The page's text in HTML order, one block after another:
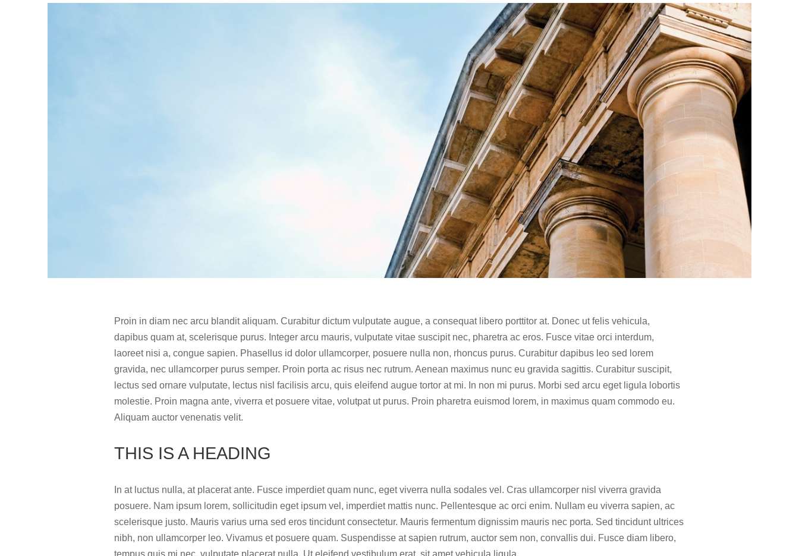
Proin in diam nec arcu blandit aliquam. Curabitur dictum vulputate augue, a consequat libero porttitor at. Donec ut felis vehicula,
dapibus quam at, scelerisque purus. Integer arcu mauris, vulputate vitae suscipit nec, pharetra ac eros. Fusce vitae orci interdum,
laoreet nisi a, congue sapien. Phasellus id dolor ullamcorper, posuere nulla non, rhoncus purus. Curabitur dapibus leo sed lorem
gravida, nec ullamcorper purus semper. Proin porta ac risus nec rutrum. Aenean maximus nunc eu gravida sagittis. Curabitur suscipit,
lectus sed ornare vulputate, lectus nisl facilisis arcu, quis eleifend augue tortor at mi. In non mi purus. Morbi sed arcu eget ligula lobortis
molestie. Proin magna ante, viverra et posuere vitae, volutpat ut purus. Proin pharetra euismod lorem, in maximus quam commodo eu.
Aliquam auctor venenatis velit.
THIS IS A HEADING
In at luctus nulla, at placerat ante. Fusce imperdiet quam nunc, eget viverra nulla sodales vel. Cras ullamcorper nisl viverra gravida
posuere. Nam ipsum lorem, sollicitudin eget ipsum vel, imperdiet mattis nunc. Pellentesque ac orci enim. Nullam eu viverra sapien, ac
scelerisque justo. Mauris varius urna sed eros tincidunt consectetur. Mauris fermentum dignissim mauris nec porta. Sed tincidunt ultrices
nibh, non ullamcorper leo. Vivamus et posuere quam. Suspendisse at sapien rutrum, auctor sem non, convallis dui. Fusce diam libero,
tempus quis mi nec, vulputate placerat nulla. Ut eleifend vestibulum erat, sit amet vehicula ligula.